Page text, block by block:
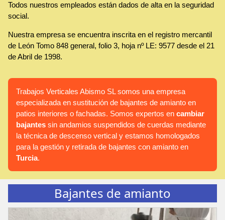
Todos nuestros empleados están dados de alta en la seguridad
social.
Nuestra empresa se encuentra inscrita en el registro mercantil
de León Tomo 848 general, folio 3, hoja nº LE: 9577 desde el 21
de Abril de 1998.
Trabajos Verticales Abismo SL somos una empresa
especializada en sustitución de bajantes de amianto en
patios interiores o fachadas. Somos expertos en cambiar
bajantes sin andamios suspendidos de cuerdas mediante
la técnica de descenso vertical y estamos homologados
para la gestión y retirada de bajantes con amianto en
Turcia.
Bajantes de amianto